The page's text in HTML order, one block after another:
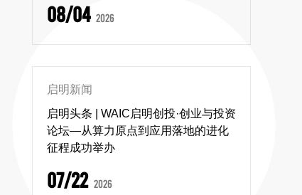
08/04 2026
启明新闻
启明头条 | WAIC启明创投·创业与投资
论坛—从算力原点到应用落地的进化
征程成功举办
07/22 2026